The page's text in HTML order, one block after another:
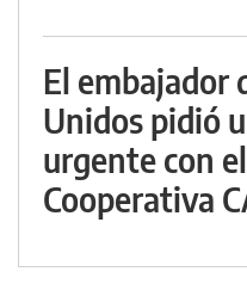
El embajador
Unidos pidió
urgente con
Cooperativa